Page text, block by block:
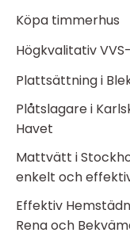
Köpa timmerhus
Högkvalitativ
Plattsättning i
Plåtslagare i
Havet
Mattvätt i
enkelt och
Effektiv
Rena och